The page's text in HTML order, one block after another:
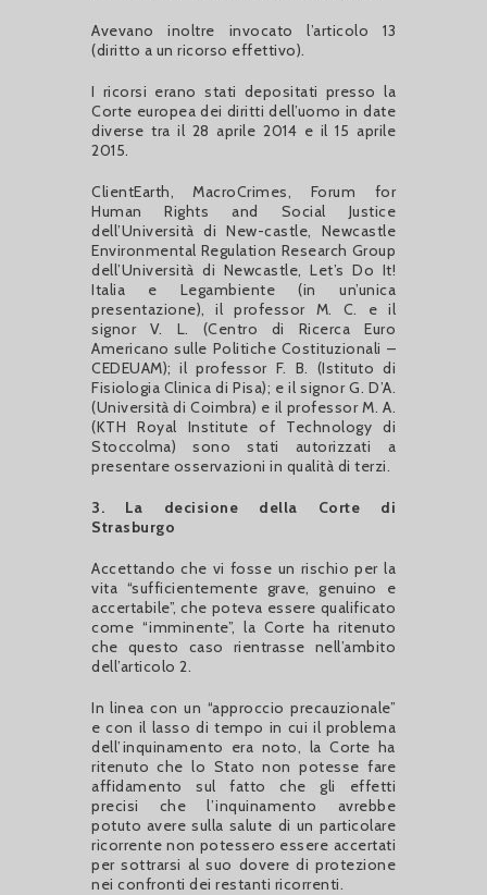
Avevano inoltre invocato l’articolo 13
(diritto a un ricorso effettivo).
I ricorsi erano stati depositati presso la
Corte europea dei diritti dell’uomo in date
diverse tra il 28 aprile 2014 e il 15 aprile
2015.
ClientEarth, MacroCrimes, Forum for
Human Rights and Social Justice
dell’Università di New-castle, Newcastle
Environmental Regulation Research Group
dell’Università di Newcastle, Let’s Do It!
Italia e Legambiente (in un’unica
presentazione), il professor M. C. e il
signor V. L. (Centro di Ricerca Euro
Americano sulle Politiche Costituzionali –
CEDEUAM); il professor F. B. (Istituto di
Fisiologia Clinica di Pisa); e il signor G. D’A.
(Università di Coimbra) e il professor M. A.
(KTH Royal Institute of Technology di
Stoccolma) sono stati autorizzati a
presentare osservazioni in qualità di terzi.
3. La decisione della Corte di
Strasburgo
Accettando che vi fosse un rischio per la
vita “sufficientemente grave, genuino e
accertabile”, che poteva essere qualificato
come “imminente”, la Corte ha ritenuto
che questo caso rientrasse nell’ambito
dell’articolo 2.
In linea con un “approccio precauzionale”
e con il lasso di tempo in cui il problema
dell’inquinamento era noto, la Corte ha
ritenuto che lo Stato non potesse fare
affidamento sul fatto che gli effetti
precisi che l’inquinamento avrebbe
potuto avere sulla salute di un particolare
ricorrente non potessero essere accertati
per sottrarsi al suo dovere di protezione
nei confronti dei restanti ricorrenti.